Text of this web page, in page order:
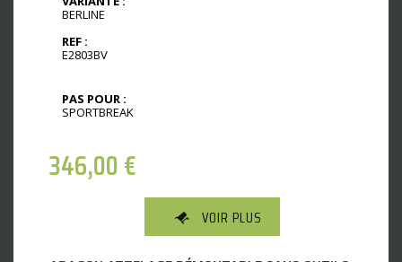
BERLINE
REF :
E2803BV
PAS POUR :
SPORTBREAK
346,00€
VOIR PLUS